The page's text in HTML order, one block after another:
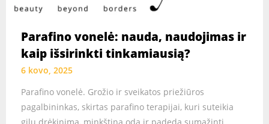
Parafino vonelė: nauda, naudojimas ir
kaip išsirinkti tinkamiausią?
6 kovo, 2025
Parafino vonelė. Grožio ir sveikatos priežiūros
pagalbininkas, skirtas parafino terapijai, kuri suteikia